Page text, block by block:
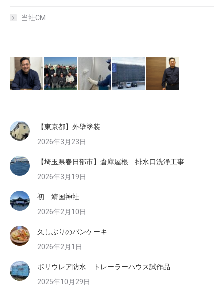
当社CM
【東京都】外壁塗装
2026年3月23日
【埼玉県春日部市】倉庫屋根 排水口洗浄工事
2026年3月19日
初 靖国神社
2026年2月10日
久しぶりのパンケーキ
2026年2月1日
ポリウレア防水 トレーラーハウス試作品
2025年10月29日